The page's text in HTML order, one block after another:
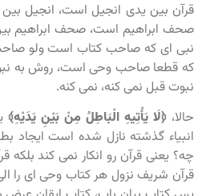
قرآن بین یدی انجیل است، انجیل
صحف ابراهیم است، صحف ابراهیم
نبی ای که صاحب کتاب است ولو
که قطعا صاحب وحی است، روش به
نبوت قبل نمی کنه، نمی کنه.
حالا، ﴿لَا يَأْتِيهِ الْبَاطِلُ مِنْ بَيْنِ يَدَيْهِ﴾
انبیاء گذشته نازل شده است ایجاد
چه؟ یعنی قرآن رو انکار نمی کند بلکه
قرآن شریف نزول هر کتاب وحی ای را